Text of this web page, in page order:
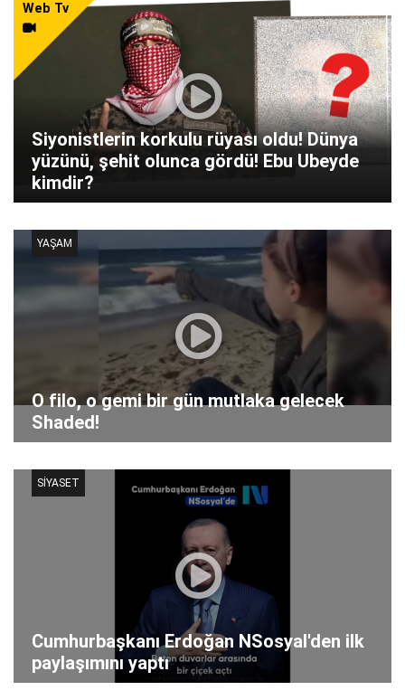
Web Tv
Siyonistlerin korkulu rüyası oldu! Dünya
yüzünü, şehit olunca gördü! Ebu Ubeyde
kimdir?
O filo, o gemi bir gün mutlaka gelecek
Shaded!
YAŞAM
Cumhurbaşkanı Erdoğan NSosyal'den ilk
paylaşımını yaptı
SİYASET